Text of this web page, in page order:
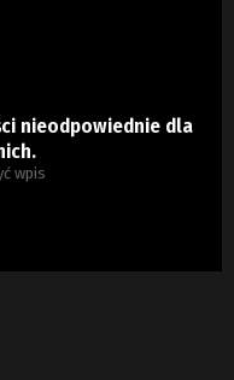
nieodpowiednie dla
wpis